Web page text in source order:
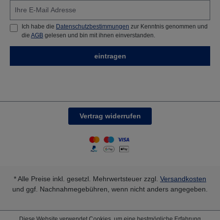
wurde, gelöst, wodurch das Produkt zu 100 %
verflüchtigt wird. Es werden keinerlei Spuren im Bad
hinterlassen, die Filterpatronen verstopfen nicht und
das Desinfektionssystem verschmutzt nicht.
verwenden.Zur äußerlichen Anwendung, nur auf
gesunder Haut.Außerhalb der Reichweite von
Ich habe die Datenschutzbestimmungen zur Kenntnis genommen und
die AGB gelesen und bin mit ihnen einverstanden.
eintragen
Vertrag widerrufen
* Alle Preise inkl. gesetzl. Mehrwertsteuer zzgl. Versandkosten
und ggf. Nachnahmegebühren, wenn nicht anders angegeben.